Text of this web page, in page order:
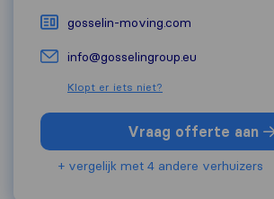
gosselin-moving.com
info@gosselingroup.eu
Klopt er iets niet?
Vraag offerte aan
+ vergelijk met 4 andere verhuizers